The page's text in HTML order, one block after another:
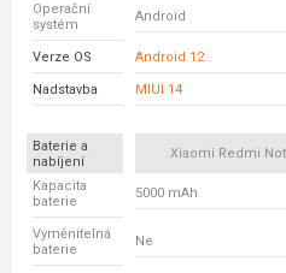
Operační
systém
Android
Verze OS Android 12
Nadstavba MIUI 14
Baterie a
nabíjení
Xiaomi Redmi
Kapacita
baterie
5000 mAh
Vyměnitelná
baterie
Ne